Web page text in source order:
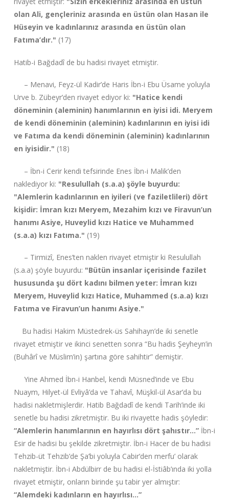
olan Ali, gençleriniz arasında en üstün olan Hasan ile
Hüseyin ve kadınlarınız arasında en üstün olan
Fatıma’dır." (17)
Hatib-i Bağdadî de bu hadisi rivayet etmiştir.
– Menavi, Feyz-ül Kadir’de Haris İbn-i Ebu Üsame yoluyla
Urve b. Zübeyr’den rivayet ediyor ki: "Hatice kendi
döneminin (aleminin) hanımlarının en iyisi idi. Meryem
de kendi döneminin (aleminin) kadınlarının en iyisi idi
ve Fatıma da kendi döneminin (aleminin) kadınlarının
en iyisidir." (18)
– İbn-i Cerir kendi tefsirinde Enes İbn-i Malik’den
naklediyor ki: "Resulullah (s.a.a) şöyle buyurdu:
"Alemlerin kadınlarının en iyileri (ve faziletlileri) dört
kişidir: İmran kızı Meryem, Mezahim kızı ve Firavun’un
hanımı Asiye, Huveylid kızı Hatice ve Muhammed
(s.a.a) kızı Fatıma." (19)
– Tirmizî, Enes’ten naklen rivayet etmiştir ki Resulullah
(s.a.a) şöyle buyurdu: "Bütün insanlar içerisinde fazilet
hususunda şu dört kadını bilmen yeter: İmran kızı
Meryem, Huveylid kızı Hatice, Muhammed (s.a.a) kızı
Fatıma ve Firavun’un hanımı Asiye."
Bu hadisi Hakim Müstedrek-üs Sahihayn’de iki senetle
rivayet etmiştir ve ikinci senetten sonra “Bu hadis Şeyheyn’in
(Buhârî ve Müslim’in) şartına göre sahihtir” demiştir.
Yine Ahmed İbn-i Hanbel, kendi Müsned’inde ve Ebu
Nuaym, Hilyet-ül Evliyâ’da ve Tahavî, Müşkil-ül Asar’da bu
hadisi nakletmişlerdir. Hatib Bağdadî de kendi Tarih’inde iki
senetle bu hadisi zikretmiştir. Bu iki rivayette hadis şöyledir:
“Alemlerin hanımlarının en hayırlısı dört şahıstır…” İbn-i
Esir de hadisi bu şekilde zikretmiştir. İbn-i Hacer de bu hadisi
Tehzib-üt Tehzib’de Şa’bi yoluyla Cabir’den merfu’ olarak
nakletmiştir. İbn-i Abdülbirr de bu hadisi el-İstiâb’ında iki yolla
rivayet etmiştir, onların birinde şu tabir yer almıştır:
“Alemdeki kadınların en hayırlısı…”